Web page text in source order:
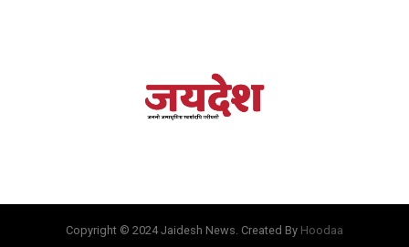
Copyright © 2024 Jaidesh News. Created By Hoodaa